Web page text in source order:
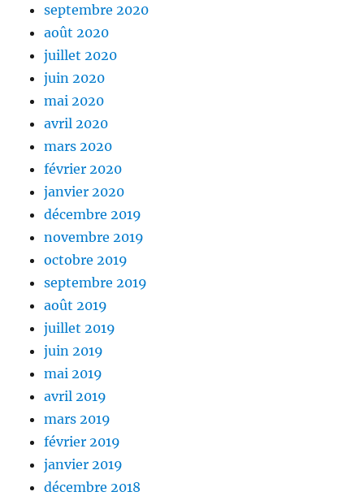
septembre 2020
août 2020
juillet 2020
juin 2020
mai 2020
avril 2020
mars 2020
février 2020
janvier 2020
décembre 2019
novembre 2019
octobre 2019
septembre 2019
août 2019
juillet 2019
juin 2019
mai 2019
avril 2019
mars 2019
février 2019
janvier 2019
décembre 2018